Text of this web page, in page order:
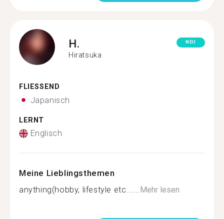
H.
Hiratsuka
NEU
FLIESSEND
Japanisch
LERNT
Englisch
Meine Lieblingsthemen
anything(hobby, lifestyle etc......Mehr lesen